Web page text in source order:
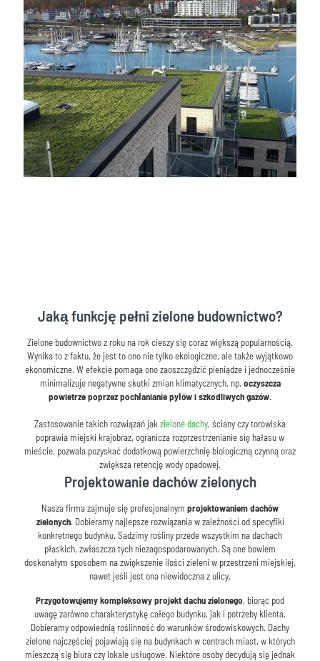
Jaką funkcję pełni zielone budownictwo?
Zielone budownictwo z roku na rok cieszy się coraz większą popularnością.
Wynika to z faktu, że jest to ono nie tylko ekologiczne, ale także wyjątkowo
ekonomiczne. W efekcie pomaga ono zaoszczędzić pieniądze i jednocześnie
minimalizuje negatywne skutki zmian klimatycznych, np. oczyszcza
powietrze poprzez pochłanianie pyłów i szkodliwych gazów.
Zastosowanie takich rozwiązań jak zielone dachy, ściany czy torowiska
poprawia miejski krajobraz, ogranicza rozprzestrzenianie się hałasu w
mieście, pozwala pozyskać dodatkową powierzchnię biologiczną czynną oraz
zwiększa retencję wody opadowej.
Projektowanie dachów zielonych
Nasza firma zajmuje się profesjonalnym projektowaniem dachów
zielonych. Dobieramy najlepsze rozwiązania w zależności od specyfiki
konkretnego budynku. Sadzimy rośliny przede wszystkim na dachach
płaskich, zwłaszcza tych niezagospodarowanych. Są one bowiem
doskonałym sposobem na zwiększenie ilości zieleni w przestrzeni miejskiej,
nawet jeśli jest ona niewidoczna z ulicy.
Przygotowujemy kompleksowy projekt dachu zielonego, biorąc pod
uwagę zarówno charakterystykę całego budynku, jak i potrzeby klienta.
Dobieramy odpowiednią roślinność do warunków środowiskowych. Dachy
zielone najczęściej pojawiają się na budynkach w centrach miast, w których
mieszczą się biura czy lokale usługowe. Niektóre osoby decydują się jednak